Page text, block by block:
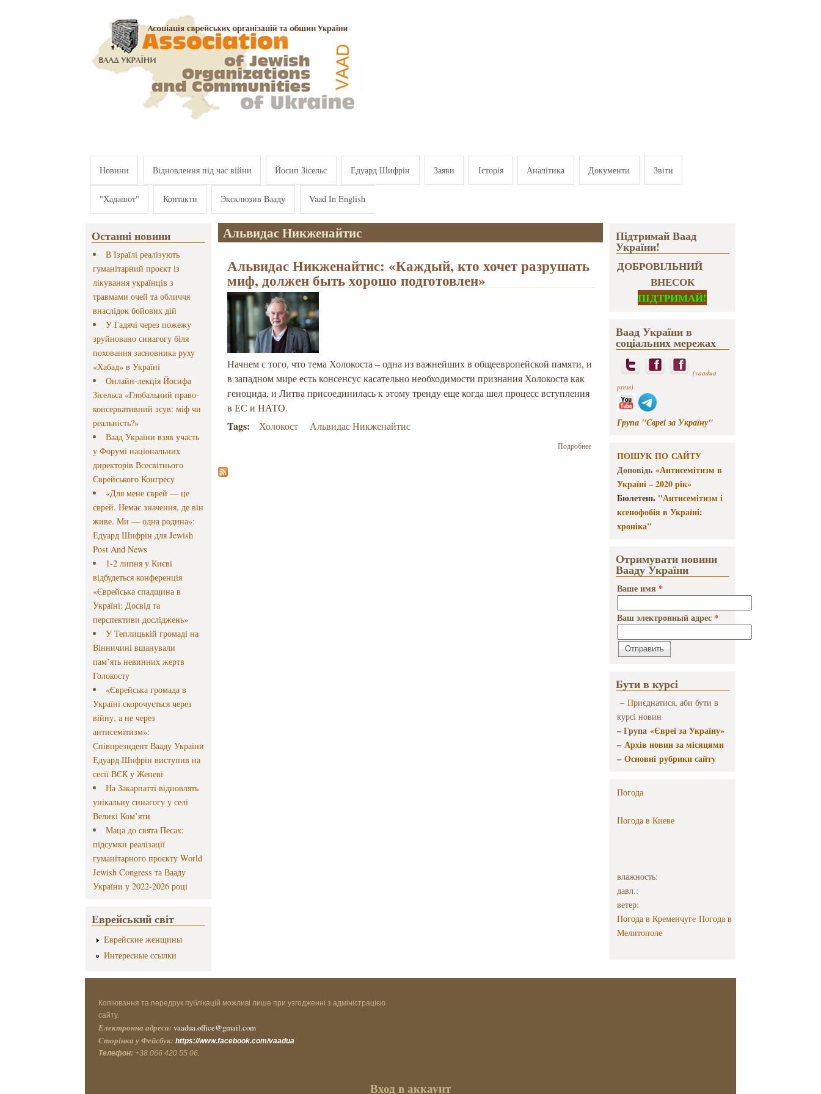
Новини Відновлення під час війни Йосип Зісельс Едуард Шифрін Заяви Історія Аналітика Документи Звіти
"Хадашот" Контакти Эксклюзив Вааду Vaad In English
Останні новини
В Ізраїлі реалізують
гуманітарний проєкт із
лікування українців з
травмами очей та обличчя
внаслідок бойових дій
У Гадячі через пожежу
зруйновано синагогу біля
поховання засновника руху
«Хабад» в Україні
Онлайн-лекція Йосифа
Зісельса «Глобальний право-
консервативний зсув: міф чи
реальність?»
Ваад України взяв участь
у Форумі національних
директорів Всесвітнього
Єврейського Конгресу
«Для мене єврей — це
єврей. Немає значення, де він
живе. Ми — одна родина»:
Едуард Шифрін для Jewish
Post And News
1-2 липня у Києві
відбудеться конференція
«Єврейська спадщина в
Україні: Досвід та
перспективи досліджень»
У Теплицькій громаді на
Вінничині вшанували
пам’ять невинних жертв
Голокосту
«Єврейська громада в
Україні скорочується через
війну, а не через
антисемітизм»:
Співпрезидент Вааду України
Едуард Шифрін виступив на
сесії ВЄК у Женеві
На Закарпатті відновлять
унікальну синагогу у селі
Великі Ком’яти
Маца до свята Песах:
підсумки реалізації
гуманітарного проєкту World
Jewish Congress та Вааду
України у 2022-2026 році
Еврейський світ
Еврейские женщины
Интересные ссылки
Альвидас Никженайтис
Альвидас Никженайтис: «Каждый, кто хочет разрушать
миф, должен быть хорошо подготовлен»
Начнем с того, что тема Холокоста – одна из важнейших в общеевропейской памяти, и
в западном мире есть консенсус касательно необходимости признания Холокоста как
геноцида, и Литва присоединилась к этому тренду еще когда шел процесс вступления
в ЕС и НАТО.
Tags: Холокост Альвидас Никженайтис
Подробнеео Альвидас
Никженайтис:
«Каждый, кто
разрушать
миф, должен
быть хорошо
Підтримай Ваад
України!
ДОБРОВІЛЬНИЙ
ВНЕСОК
ПІДТРИМАЙ!
Ваад України в
соціальних мережах
(vaadua
press)
Група "Євреї за Україну"
ПОШУК ПО САЙТУ
Доповідь «Антисемітизм в
Україні – 2020 рік»
Бюлетень "Антисемітизм і
ксенофобія в Україні:
хроніка"
Отримувати новини
Вааду України
Ваше имя *
Ваш электронный адрес *
Бути в курсі
– Приєднатися, аби бути в
курсі новин
– Група «Євреї за Україну»
–Архів новин за місяцями
–Основні рубрики сайту
Погода
Погода в Киеве
влажность:
давл.:
ветер:
Погода в Кременчуге Погода в
Мелитополе
Копіювання та передрук публікацій можливі лише при узгодженні з адміністрацією
сайту.
Електронна адреса: vaadua.office@gmail.com
Сторінка у Фейсбук: https://www.facebook.com/vaadua
Телефон: +38 066 420 55 06.
Вход в аккаунт